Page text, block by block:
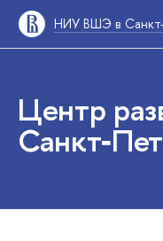
НИУ ВШЭ в
Центр